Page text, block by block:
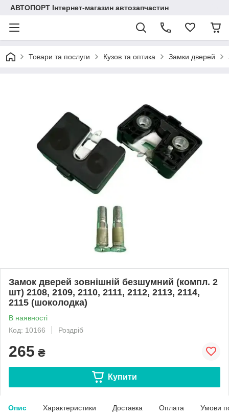
АВТОПОРТ Інтернет-магазин автозапчастин
Товари та послуги Кузов та оптика Замки дверей
Замок дверей зовнішній безшумний (компл. 2
шт) 2108, 2109, 2110, 2111, 2112, 2113, 2114,
2115 (шоколодка)
В наявності
Код: 10166
Роздріб
265 ₴
Купити
Опис Характеристики Доставка Оплата Умови